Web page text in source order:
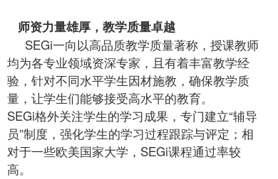
师资力量雄厚，教学质量卓越
SEGi一向以高品质教学质量著称，授课教师
均为各专业领域资深专家，且有着丰富教学经
验，针对不同水平学生因材施教，确保教学质
量，让学生们能够接受高水平的教育。
SEGi格外关注学生的学习成果，专门建立“辅导
员”制度，强化学生的学习过程跟踪与评定；相
对于一些欧美国家大学，SEGi课程通过率较
高。